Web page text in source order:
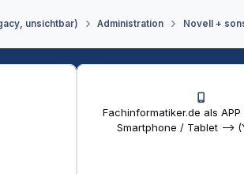
unsichtbar) Administration Novell +
Fachinformatiker.de als
Smartphone / Tablet -->